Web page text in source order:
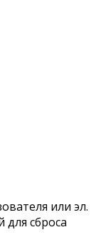
или эл.
для сброса